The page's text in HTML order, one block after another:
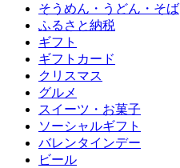
そうめん・うどん・そば
ふるさと納税
ギフト
ギフトカード
クリスマス
グルメ
スイーツ・お菓子
ソーシャルギフト
バレンタインデー
ビール